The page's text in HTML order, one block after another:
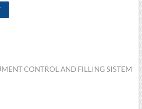
CONTROL AND FILLING SISTEM